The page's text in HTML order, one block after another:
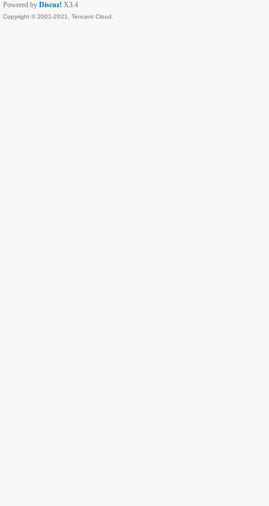
Powered by Discuz! X3.4
Copyright © 2001-2021, Tencent Cloud.